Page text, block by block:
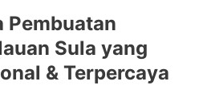
Pembuatan
Sula yang
& Terpercaya